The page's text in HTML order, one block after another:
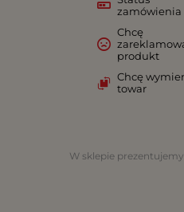
zamówienia
Chcę
produkt
Chcę
towar
W sklepie